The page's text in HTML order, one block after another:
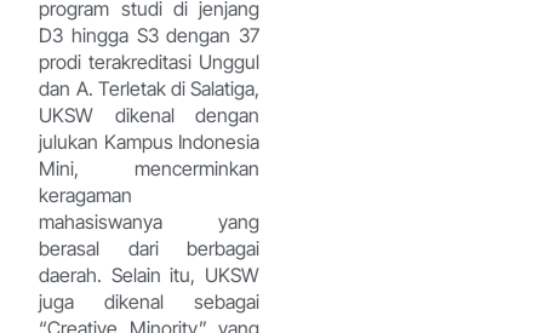
program studi di jenjang
D3 hingga S3 dengan 37
prodi terakreditasi Unggul
dan A. Terletak di Salatiga,
UKSW dikenal dengan
julukan Kampus Indonesia
Mini, mencerminkan
keragaman
mahasiswanya yang
berasal dari berbagai
daerah. Selain itu, UKSW
juga dikenal sebagai